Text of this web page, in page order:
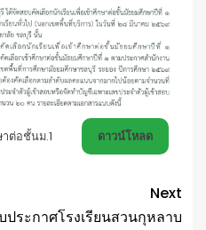
ต่อชั้นม.1 ดาวน์โหลด
Next
ประกาศโรงเรียนสวนกุหลาบ